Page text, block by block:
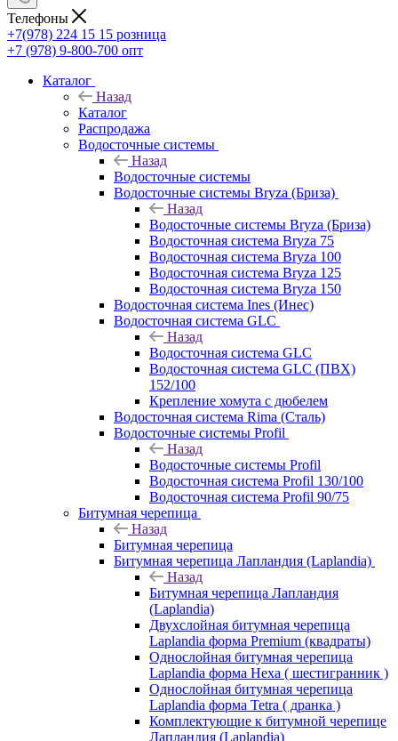
Телефоны
+7(978) 224 15 15 розница
+7 (978) 9-800-700 опт
Каталог
Назад
Каталог
Распродажа
Водосточные системы
Назад
Водосточные системы
Водосточные системы Bryza (Бриза)
Назад
Водосточные системы Bryza (Бриза)
Водосточная система Bryza 75
Водосточная система Bryza 100
Водосточная система Bryza 125
Водосточная система Bryza 150
Водосточная система Ines (Инес)
Водосточная система GLC
Назад
Водосточная система GLC
Водосточная система GLC (ПВХ)
152/100
Крепление хомута с дюбелем
Водосточная система Rima (Сталь)
Водосточные системы Profil
Назад
Водосточные системы Profil
Водосточная система Profil 130/100
Водосточная система Profil 90/75
Битумная черепица
Назад
Битумная черепица
Битумная черепица Лапландия (Laplandia)
Назад
Битумная черепица Лапландия
(Laplandia)
Двухслойная битумная черепица
Laplandia форма Premium (квадраты)
Однослойная битумная черепица
Laplandia форма Hexa ( шестигранник )
Однослойная битумная черепица
Laplandia форма Tetra ( дранка )
Комплектующие к битумной черепице
Лапландия (Laplandia)